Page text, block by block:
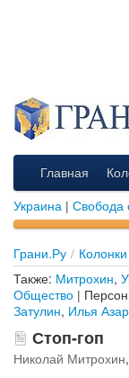
Главная
Украина | Свобода
Грани.Ру / Колонки
Также: Митрохин,
Общество |
Затулин, Илья Азар
Стоп-гоп
Николай Митрохин,